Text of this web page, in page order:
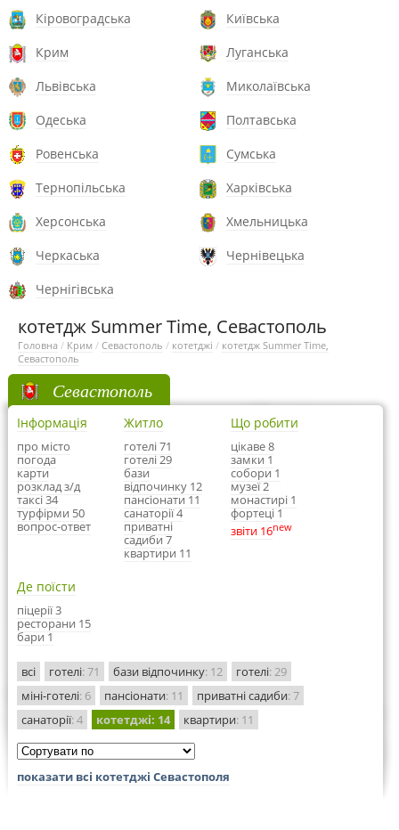
Кіровоградська
Київська
Крим
Луганська
Львівська
Миколаївська
Одеська
Полтавська
Ровенська
Сумська
Тернопільська
Харківська
Херсонська
Хмельницька
Черкаська
Чернівецька
Чернігівська
котетдж Summer Time, Севастополь
Головна / Крим / Севастополь / котетджі / котетдж Summer Time,
Севастополь
Севастополь
Інформація
про місто
погода
карти
розклад з/д
таксі 34
турфірми 50
вопрос-ответ
Житло
готелі 71
готелі 29
бази
відпочинку 12
пансіонати 11
санаторії 4
приватні
садиби 7
квартири 11
Що робити
цікаве 8
замки 1
собори 1
музеї 2
монастирі 1
фортеці 1
звіти 16new
Де поїсти
піцерії 3
ресторани 15
бари 1
всі готелі: 71 бази відпочинку: 12 готелі: 29
міні-готелі: 6 пансіонати: 11 приватні садиби: 7
санаторії: 4 котетджі: 14 квартири: 11
показати всі котетджі Севастополя